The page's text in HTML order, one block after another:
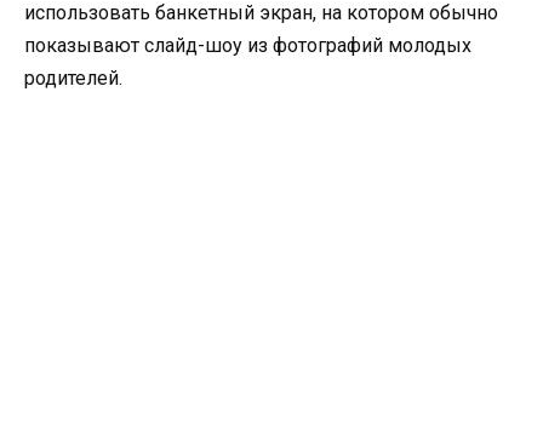
использовать банкетный экран, на котором обычно
показывают слайд-шоу из фотографий молодых
родителей.